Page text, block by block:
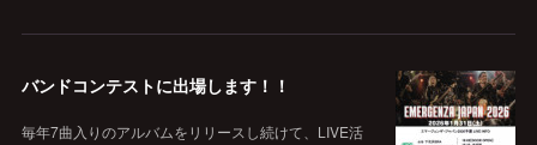
バンドコンテストに出場します！！
毎年7曲入りのアルバムをリリースし続けて、LIVE活